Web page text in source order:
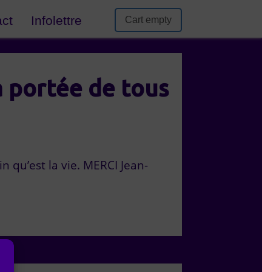
Infolettre Cart empty
portée de tous
la vie. MERCI Jean-